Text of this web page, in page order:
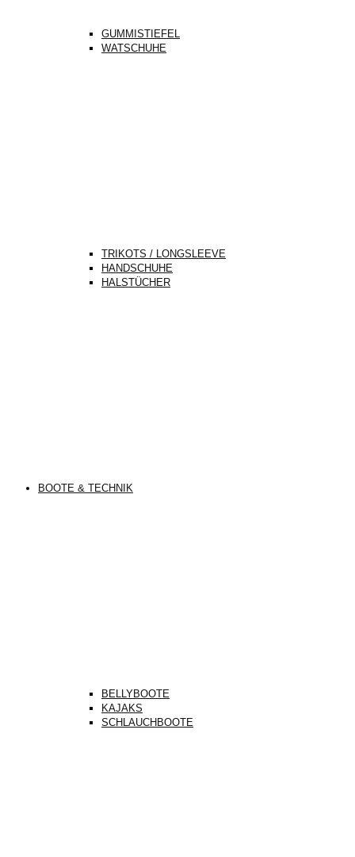
GUMMISTIEFEL
WATSCHUHE
TRIKOTS / LONGSLEEVE
HANDSCHUHE
HALSTÜCHER
BOOTE & TECHNIK
BELLYBOOTE
KAJAKS
SCHLAUCHBOOTE